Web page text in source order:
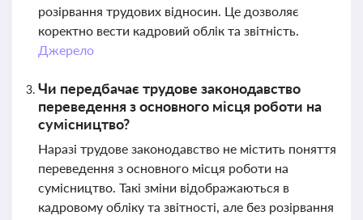
розірвання трудових відносин. Це дозволяє
коректно вести кадровий облік та звітність.
Джерело
Чи передбачає трудове законодавство
переведення з основного місця роботи на
сумісництво?
Наразі трудове законодавство не містить поняття
переведення з основного місця роботи на
сумісництво. Такі зміни відображаються в
кадровому обліку та звітності, але без розірвання